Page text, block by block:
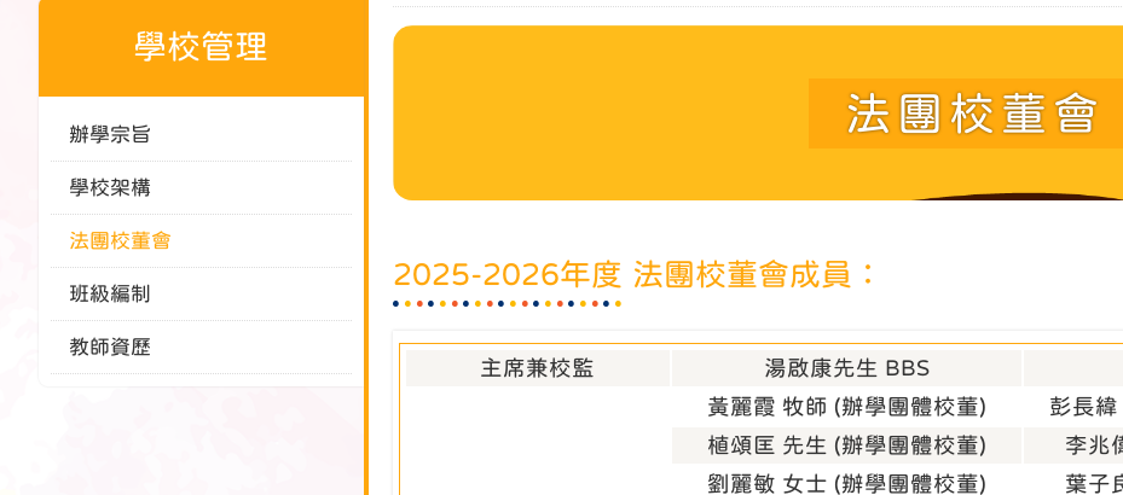
法團校董會
2025-2026年度 法團校董會成員：
主席兼校監
湯啟康先生 BBS
黃麗霞 牧師 (辦學團體校董)
彭長緯
植頌匡 先生 (辦學團體校董)
李兆
劉麗敏 女士 (辦學團體校董)
葉子
學校管理
辦學宗旨
學校架構
法團校董會
班級編制
教師資歷